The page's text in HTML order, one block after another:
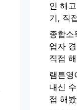
인 해
기, 직
종합소
업자
직접
램튼영
내신
접 해